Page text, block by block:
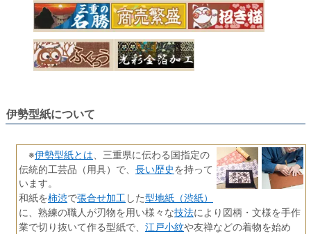
伊勢型紙について
※伊勢型紙とは 、三重県に伝わる国指定の
伝統的工芸品（用具）で、 長い歴史を持って
います。
和紙を柿渋で張合せ加工 した型地紙（渋紙）
に、熟練の職人が刃物を用い様々な技法により図柄・文様を手作
業で切り抜いて作る型紙で、 江戸小紋や友禅などの着物を始め